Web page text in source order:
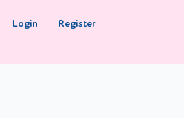
Login Register